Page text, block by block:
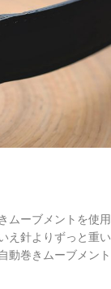
ムーブメントを使用
え針よりずっと重い
動巻きムーブメント